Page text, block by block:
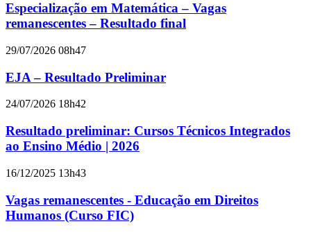
Especialização em Matemática – Vagas
remanescentes – Resultado final
29/07/2026 08h47
EJA – Resultado Preliminar
24/07/2026 18h42
Resultado preliminar: Cursos Técnicos Integrados
ao Ensino Médio | 2026
16/12/2025 13h43
Vagas remanescentes - Educação em Direitos
Humanos (Curso FIC)